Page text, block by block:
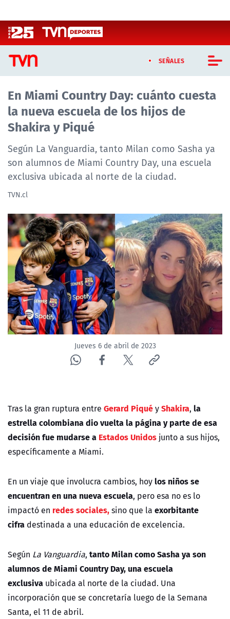
SEÑALES
CASTING MASTERCHEF CHILE
CASTING TVN VERTICAL
TVN VERTICAL
TVN PLAY
PROGRAMAS
TELESERIES
NTV
ACTUALIDAD Y TENDENCIAS
CORPORATIVO Y TRANSPARENCIA
CANAL DE DENUNCIAS
ÁREA DE PROYECTOS
En Miami Country Day: cuánto cuesta
la nueva escuela de los hijos de
Shakira y Piqué
Según La Vanguardia, tanto Milan como Sasha ya
son alumnos de Miami Country Day, una escuela
exclusiva ubicada al norte de la ciudad.
TVN.cl
Jueves 6 de abril de 2023
Tras la gran ruptura entre Gerard PiquéyShakira, la
estrella colombiana dio vuelta la página y parte de esa
decisión fue mudarse a Estados Unidos junto a sus hijos,
específicamente a Miami.
En un viaje que involucra cambios, hoy los niños se
encuentran en una nueva escuela, pero esa no es lo
impactó en redes sociales,sino que la exorbitante
cifra destinada a una educación de excelencia.
Según La Vanguardia, tanto Milan como Sasha ya son
alumnos de Miami Country Day, una escuela
exclusiva ubicada al norte de la ciudad. Una
incorporación que se concretaría luego de la Semana
Santa, el 11 de abril.